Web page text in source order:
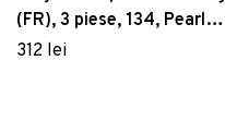
(FR), 3 piese, 134, Pearl
Home, Poliester Satinat
312 lei